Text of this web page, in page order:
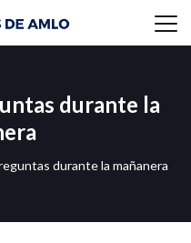
durante la
durante la mañanera